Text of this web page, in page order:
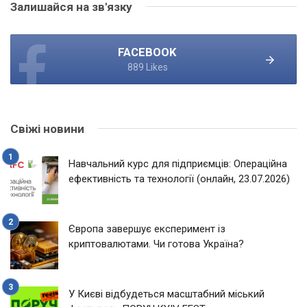
Залишайся на зв'язку
FACEBOOK
889 Likes
Свіжі новини
Навчальний курс для підприємців: Операційна
ефективність та технології (онлайн, 23.07.2026)
Європа завершує експеримент із
криптовалютами. Чи готова Україна?
У Києві відбудеться масштабний міський